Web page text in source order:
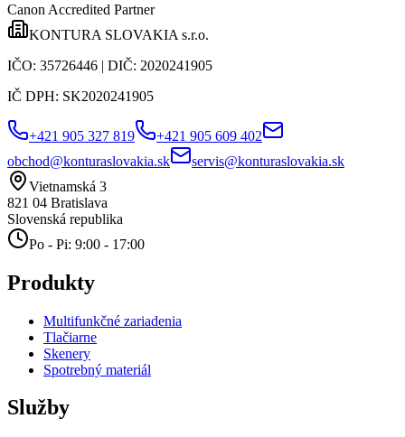
Canon Accredited Partner
KONTURA SLOVAKIA s.r.o.
IČO: 35726446 | DIČ: 2020241905
IČ DPH: SK2020241905
+421 905 327 819
+421 905 609 402
obchod@konturaslovakia.sk
servis@konturaslovakia.sk
Vietnamská 3
821 04 Bratislava
Slovenská republika
Po - Pi: 9:00 - 17:00
Produkty
Multifunkčné zariadenia
Tlačiarne
Skenery
Spotrebný materiál
Služby